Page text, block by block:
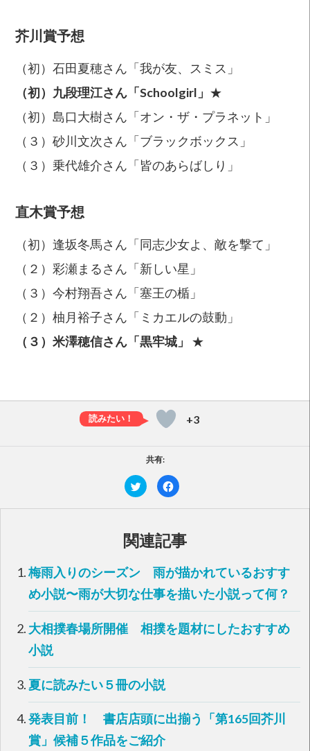
芥川賞予想
（初）石田夏穂さん「我が友、スミス」
（初）九段理江さん「Schoolgirl」 ★
（初）島口大樹さん「オン・ザ・プラネット」
（３）砂川文次さん「ブラックボックス」
（３）乗代雄介さん「皆のあらばしり」
直木賞予想
（初）逢坂冬馬さん「同志少女よ、敵を撃て」
（２）彩瀬まるさん「新しい星」
（３）今村翔吾さん「塞王の楯」
（２）柚月裕子さん「ミカエルの鼓動」
（３）米澤穂信さん「黒牢城」
★
+3
共有:
ク
リ
ク
T
w
i
で
共
有
新
し
ン
ウ
で
開
ま
す
)
F
a
e
o
k
で
有
す
に
は
ク
ッ
ク
だ
新
い
ウ
関連記事
梅雨入りのシーズン 雨が描かれているおすす
め小説〜雨が大切な仕事を描いた小説って何？
大相撲春場所開催 相撲を題材にしたおすすめ
小説
夏に読みたい５冊の小説
発表目前！ 書店店頭に出揃う「第165回芥川
賞」候補５作品をご紹介